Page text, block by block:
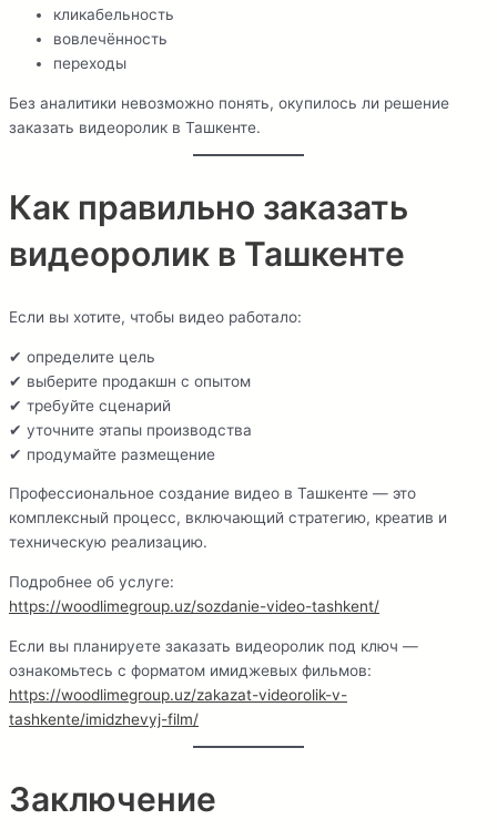
кликабельность
вовлечённость
переходы
Без аналитики невозможно понять, окупилось ли решение
заказать видеоролик в Ташкенте.
Как правильно заказать
видеоролик в Ташкенте
Если вы хотите, чтобы видео работало:
✔ определите цель
✔ выберите продакшн с опытом
✔ требуйте сценарий
✔ уточните этапы производства
✔ продумайте размещение
Профессиональное создание видео в Ташкенте — это
комплексный процесс, включающий стратегию, креатив и
техническую реализацию.
Подробнее об услуге:
https://woodlimegroup.uz/sozdanie-video-tashkent/
Если вы планируете заказать видеоролик под ключ —
ознакомьтесь с форматом имиджевых фильмов:
https://woodlimegroup.uz/zakazat-videorolik-v-
tashkente/imidzhevyj-film/
Заключение